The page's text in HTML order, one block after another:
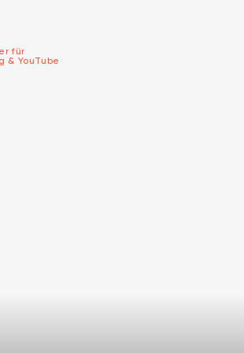
für
& YouTube